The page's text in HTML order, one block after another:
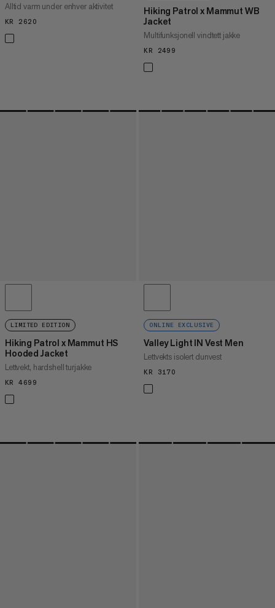
Alltid varm under enhver aktivitet
KR 2620
Hiking Patrol x Mammut WB
Jacket
Multifunksjonell vindtett jakke
KR 2499
LIMITED EDITION
Hiking Patrol x Mammut HS
Hooded Jacket
Lettvekt, hardshell turjakke
KR 4699
ONLINE EXCLUSIVE
Valley Light IN Vest Men
Lettvekts isolert dunvest
KR 3170